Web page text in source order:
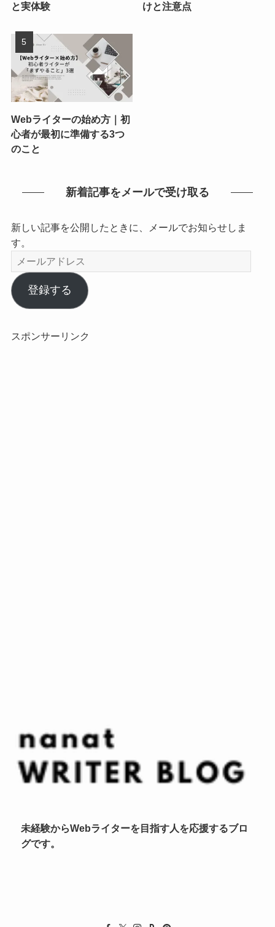
と実体験
けと注意点
Webライターの始め方｜初
心者が最初に準備する3つ
のこと
新着記事をメールで受け取る
新しい記事を公開したときに、メールでお知らせしま
す。
メ
ー
ル
ア
レ
登録する
スポンサーリンク
未経験からWebライターを目指す人を応援するブロ
グです。